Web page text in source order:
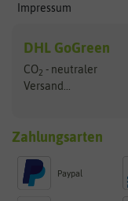
Impressum
DHL GoGreen
CO2 - neutraler
Versand...
Zahlungsarten
Paypal